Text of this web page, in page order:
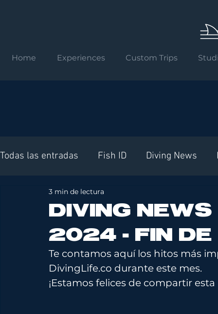
Home Experiences Custom Trips
Todas las entradas Fish ID Diving News
Requisitos internacionales
DIVING
2024 - FIN DE
3 min de lectura
Te contamos aquí los hitos más
DivingLife.co durante este mes.
¡Estamos felices de compartir